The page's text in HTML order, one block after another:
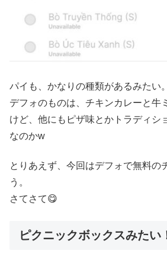
パイも、かなりの種類があるみたい。
デフォのものは、チキンカレーと牛
けど、他にもピザ味とかトラディシ
なのかw
とりあえず、今回はデフォで無料の
う。
さてさて😋
ピクニックボックスみたい